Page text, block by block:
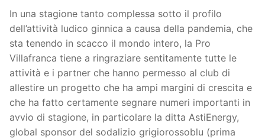
Società
La Storia
Organigramma
Centro Sportivo
Prima Squadra
Settore Giovanile
Organizzazione
Piccoli amici
Campionati
Eccellenza
Contatti
In una stagione tanto complessa sotto il profilo
dell’attività ludico ginnica a causa della pandemia, che
sta tenendo in scacco il mondo intero, la Pro
Villafranca tiene a ringraziare sentitamente tutte le
attività e i partner che hanno permesso al club di
allestire un progetto che ha ampi margini di crescita e
che ha fatto certamente segnare numeri importanti in
avvio di stagione, in particolare la ditta AstiEnergy,
global sponsor del sodalizio grigiorossoblu (prima